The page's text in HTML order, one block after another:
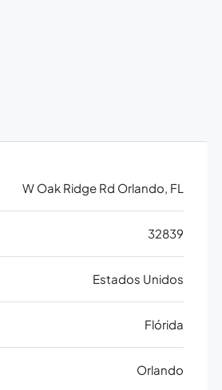
W Oak Ridge Rd Orlando, FL
32839
Estados Unidos
Flórida
Orlando